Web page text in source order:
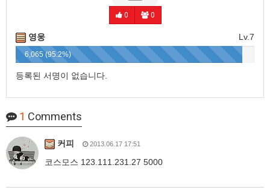
0 0
Lv.7
영웅
6,065 (95.2%)
등록된 서명이 없습니다.
1 Comments
커피 2013.06.17 17:51
코스모스 123.111.231.27 5000